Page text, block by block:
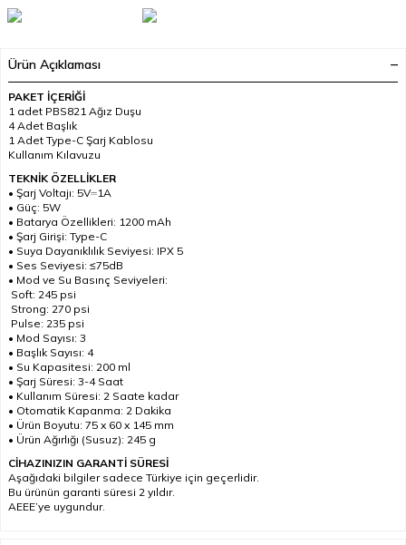
Ürün Açıklaması
PAKET İÇERİĞİ
1 adet PBS821 Ağız Duşu
4 Adet Başlık
1 Adet Type-C Şarj Kablosu
Kullanım Kılavuzu
TEKNİK ÖZELLİKLER
• Şarj Voltajı: 5V⎓1A
• Güç: 5W
• Batarya Özellikleri: 1200 mAh
• Şarj Girişi: Type-C
• Suya Dayanıklılık Seviyesi: IPX 5
• Ses Seviyesi: ≤75dB
• Mod ve Su Basınç Seviyeleri:
Soft: 245 psi
Strong: 270 psi
Pulse: 235 psi
• Mod Sayısı: 3
• Başlık Sayısı: 4
• Su Kapasitesi: 200 ml
• Şarj Süresi: 3-4 Saat
• Kullanım Süresi: 2 Saate kadar
• Otomatik Kapanma: 2 Dakika
• Ürün Boyutu: 75 x 60 x 145 mm
• Ürün Ağırlığı (Susuz): 245 g
CİHAZINIZIN GARANTİ SÜRESİ
Aşağıdaki bilgiler sadece Türkiye için geçerlidir.
Bu ürünün garanti süresi 2 yıldır.
AEEE’ye uygundur.